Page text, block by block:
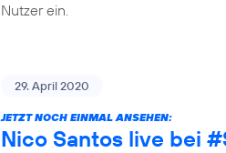
Nutzer ein.
29. April 2020
JETZT NOCH EINMAL ANSEHEN:
Nico Santos live bei